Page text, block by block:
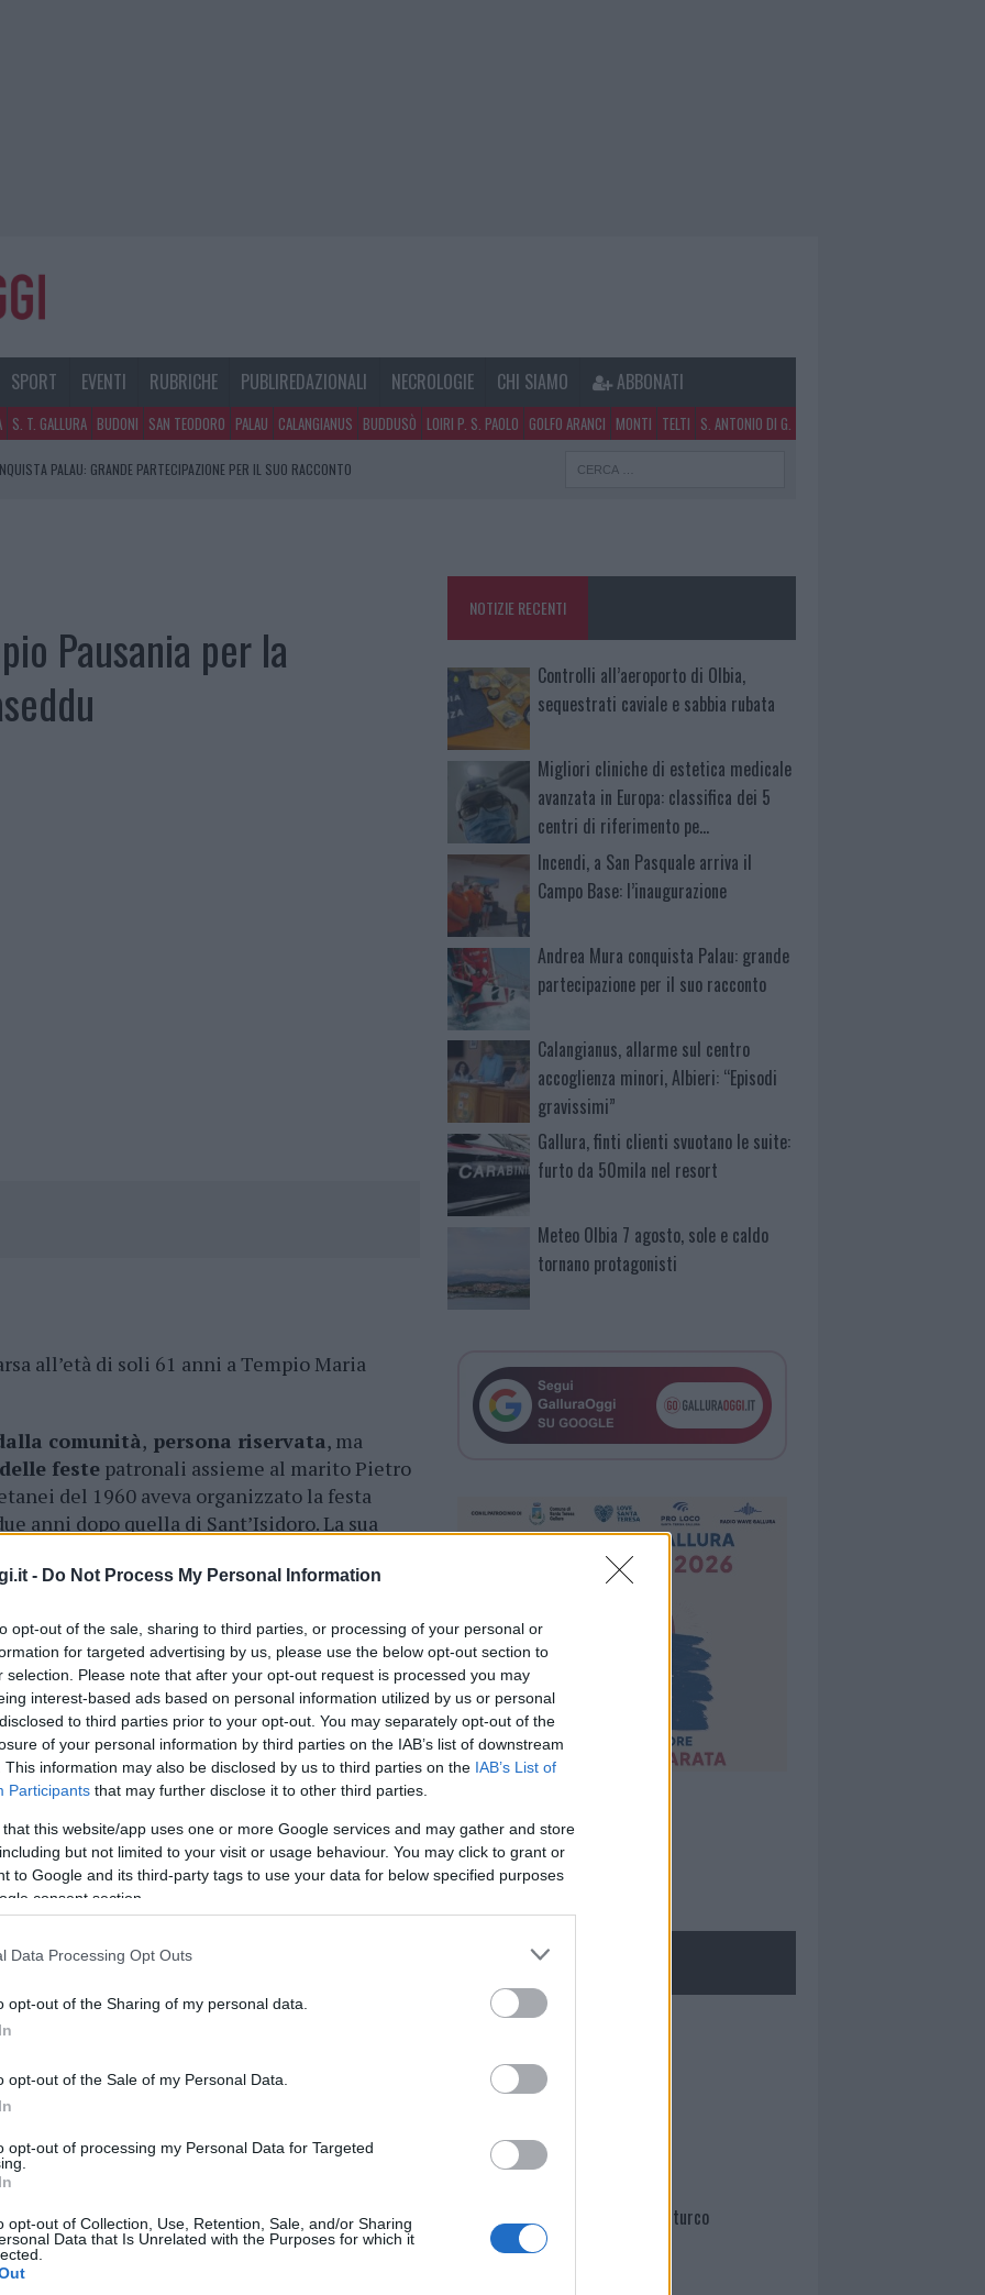
- Do Not Process My Personal Information
opt-out of the sale, sharing to third parties, or processing of your personal or
for targeted advertising by us, please use the below opt-out section to
selection. Please note that after your opt-out request is processed you may
interest-based ads based on personal information utilized by us or personal
to third parties prior to your opt-out. You may separately opt-out of the
of your personal information by third parties on the IAB’s list of downstream
This information may also be disclosed by us to third parties on the IAB’s List of
Participants that may further disclose it to other third parties.
that this website/app uses one or more Google services and may gather and store
but not limited to your visit or usage behaviour. You may click to grant or
to Google and its third-party tags to use your data for below specified purposes
consent section.
Data Processing Opt Outs
opt-out of the Sharing of my personal data.
opt-out of the Sale of my Personal Data.
opt-out of processing my Personal Data for Targeted
opt-out of Collection, Use, Retention, Sale, and/or Sharing
Data that Is Unrelated with the Purposes for which it
SPORT EVENTI RUBRICHE PUBLIREDAZIONALI NECROLOGIE CHI SIAMO ABBONATI
S. T. GALLURA BUDONI SAN TEODORO PALAU CALANGIANUS BUDDUSÒ LOIRI P. S. PAOLO GOLFO ARANCI MONTI TELTI S. ANTONIO DI G.
PALAU: GRANDE PARTECIPAZIONE PER IL SUO RACCONTO
AVANZATA IN EUROPA: CLASSIFICA DEI 5 CENTRI DI RIFERIMENTO
CAMPO BASE: L’INAUGURAZIONE
Pausania per la
all’età di soli 61 anni a Tempio Maria
comunità, persona riservata, ma
feste patronali assieme al marito Pietro
del 1960 aveva organizzato la festa
anni dopo quella di Sant’Isidoro. La sua
cliccandoqui
nella sezioneLogindal menù del sito o
Naseddu Notizie Tempio Pausania
Prossimo articolo
NOTIZIE RECENTI
Controlli all’aeroporto di Olbia,
sequestrati caviale e sabbia rubata
Migliori cliniche di estetica medicale
avanzata in Europa: classifica dei 5
centri di riferimento pe…
Incendi, a San Pasquale arriva il
Campo Base: l’inaugurazione
Andrea Mura conquista Palau: grande
partecipazione per il suo racconto
Calangianus, allarme sul centro
accoglienza minori, Albieri: “Episodi
gravissimi”
Gallura, finti clienti svuotano le suite:
furto da 50mila nel resort
Meteo Olbia 7 agosto, sole e caldo
tornano protagonisti
NECROLOGIE
Martina Agostina Diturco